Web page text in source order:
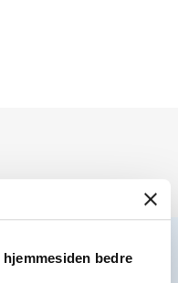
bedre
- erhvervs­økonomi og